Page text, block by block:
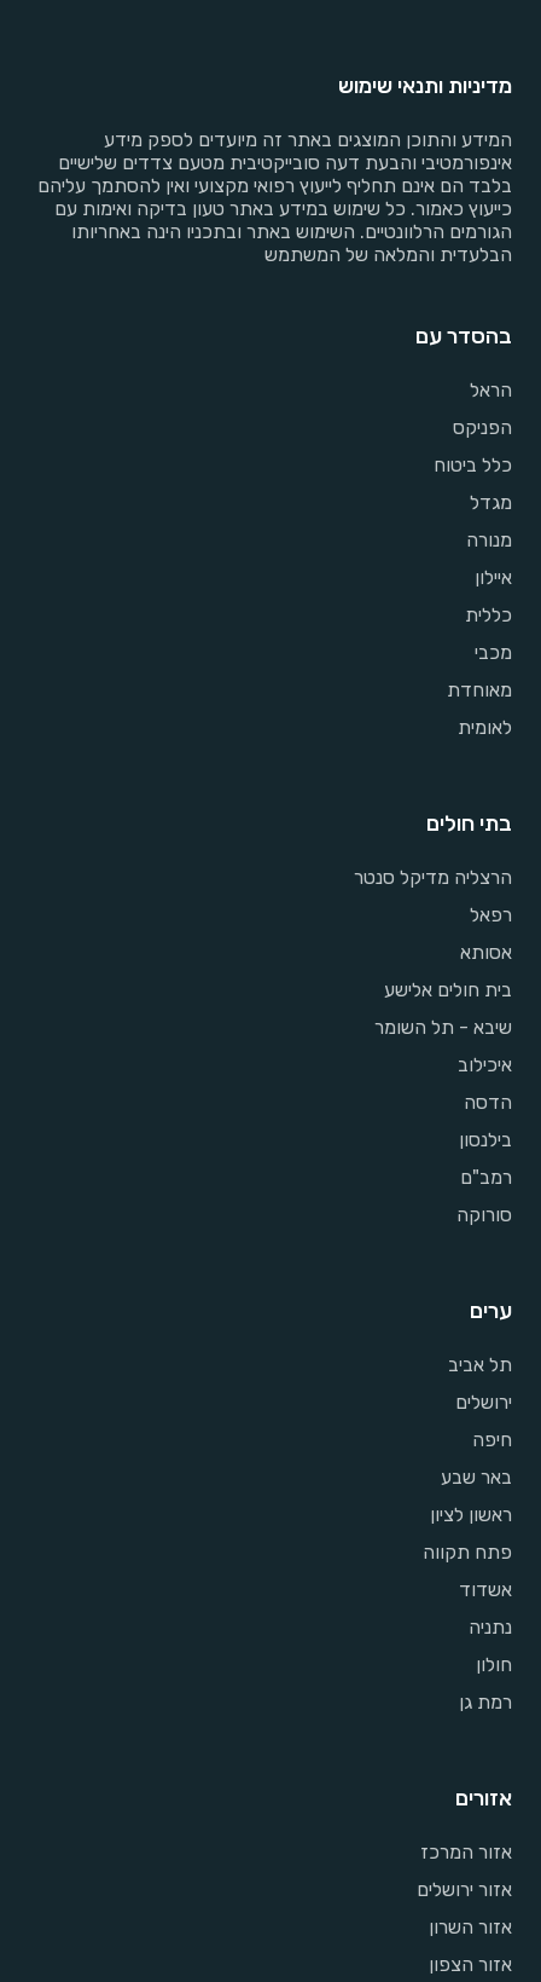
מדיניות ותנאי שימוש
המידע והתוכן המוצגים באתר זה מיועדים לספק מידע
אינפורמטיבי והבעת דעה סובייקטיבית מטעם צדדים שלישיים
בלבד הם אינם תחליף לייעוץ רפואי מקצועי ואין להסתמך עליהם
כייעוץ כאמור. כל שימוש במידע באתר טעון בדיקה ואימות עם
הגורמים הרלוונטיים. השימוש באתר ובתכניו הינה באחריותו
הבלעדית והמלאה של המשתמש
בהסדר עם
הראל
הפניקס
כלל ביטוח
מגדל
מנורה
איילון
כללית
מכבי
מאוחדת
לאומית
בתי חולים
הרצליה מדיקל סנטר
רפאל
אסותא
בית חולים אלישע
שיבא - תל השומר
איכילוב
הדסה
בילנסון
רמב"ם
סורוקה
ערים
תל אביב
ירושלים
חיפה
באר שבע
ראשון לציון
פתח תקווה
אשדוד
נתניה
חולון
רמת גן
אזורים
אזור המרכז
אזור ירושלים
אזור השרון
אזור הצפון